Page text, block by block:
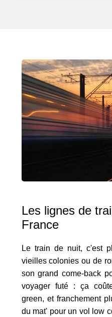
Les lignes de
France
Le train de nuit, c'est
vieilles colonies ou de
son grand come-back
voyager futé : ça
green, et franchement
du mat' pour un vol low